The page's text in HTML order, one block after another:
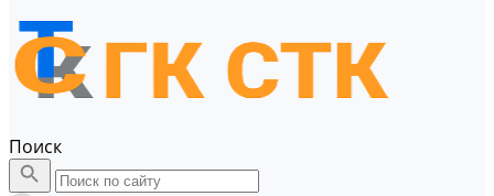
Поиск